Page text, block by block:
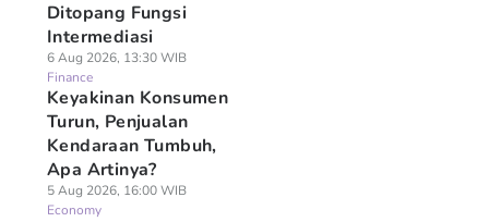
Ditopang Fungsi
Intermediasi
6 Aug 2026, 13:30 WIB
Finance
Keyakinan Konsumen
Turun, Penjualan
Kendaraan Tumbuh,
Apa Artinya?
5 Aug 2026, 16:00 WIB
Economy